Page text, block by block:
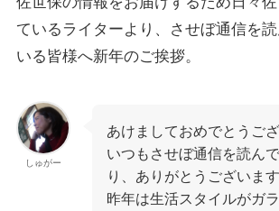
ているライターより、させぼ通信を
いる皆様へ新年のご挨拶。
しゅがー
あけましておめでとうござ
いつもさせぼ通信を読ん
り、ありがとうございます
昨年は生活スタイルがガ